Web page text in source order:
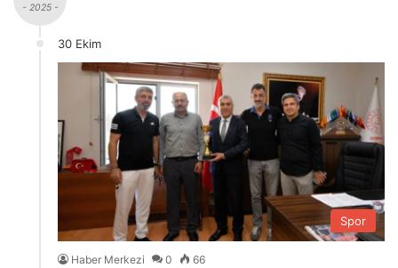
- 2025 -
30 Ekim
Spor
Haber Merkezi 0 66